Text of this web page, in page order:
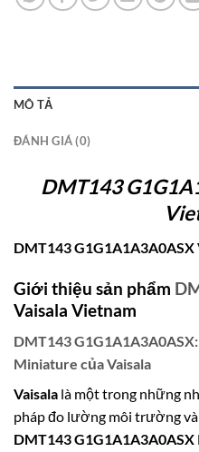
MÔ TẢ
ĐÁNH GIÁ (0)
DMT143
DMT143 G1G1A1A3A0ASX
Giới thiệu sản phẩm
Vaisala Vietnam
DMT143
Miniature của Vaisala
Vaisala là một trong những
pháp đo lường môi trường
DMT143 G1G1A1A3A0ASX